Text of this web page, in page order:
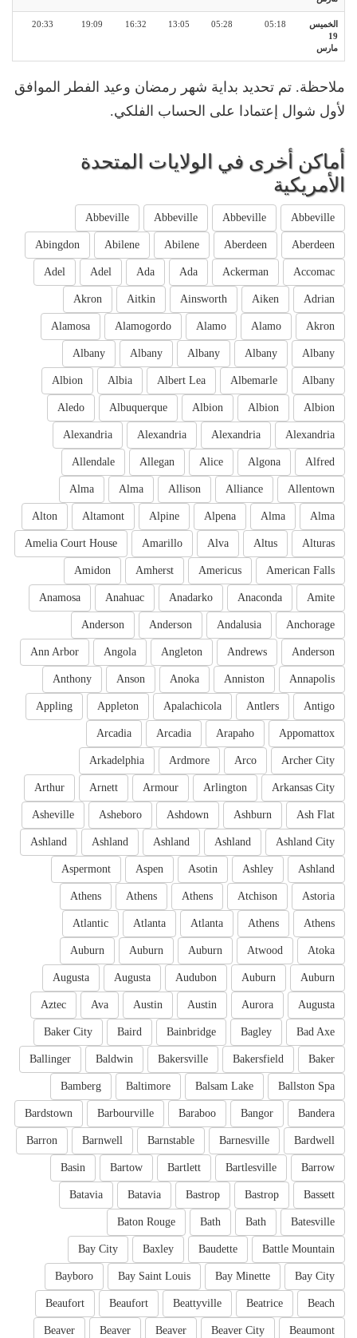
الخميس
19
مارس
05:18
05:28
13:05
16:32
19:09
20:33
ملاحظة. تم تحديد بداية شهر رمضان وعيد الفطر الموافق
لأول شوال إعتمادا على الحساب الفلكي.
أماكن أخرى في الولايات المتحدة
الأمريكية
Abbeville
Abbeville
Abbeville
Abbeville
Aberdeen
Aberdeen
Abilene
Abilene
Abingdon
Accomac
Ackerman
Ada
Ada
Adel
Adel
Adrian
Aiken
Ainsworth
Aitkin
Akron
Akron
Alamo
Alamo
Alamogordo
Alamosa
Albany
Albany
Albany
Albany
Albany
Albany
Albemarle
Albert Lea
Albia
Albion
Albion
Albion
Albion
Albuquerque
Aledo
Alexandria
Alexandria
Alexandria
Alexandria
Alfred
Algona
Alice
Allegan
Allendale
Allentown
Alliance
Allison
Alma
Alma
Alma
Alma
Alpena
Alpine
Altamont
Alton
Alturas
Altus
Alva
Amarillo
Amelia Court House
American Falls
Americus
Amherst
Amidon
Amite
Anaconda
Anadarko
Anahuac
Anamosa
Anchorage
Andalusia
Anderson
Anderson
Anderson
Andrews
Angleton
Angola
Ann Arbor
Annapolis
Anniston
Anoka
Anson
Anthony
Antigo
Antlers
Apalachicola
Appleton
Appling
Appomattox
Arapaho
Arcadia
Arcadia
Archer City
Arco
Ardmore
Arkadelphia
Arkansas City
Arlington
Armour
Arnett
Arthur
Ash Flat
Ashburn
Ashdown
Asheboro
Asheville
Ashland City
Ashland
Ashland
Ashland
Ashland
Ashland
Ashley
Asotin
Aspen
Aspermont
Astoria
Atchison
Athens
Athens
Athens
Athens
Athens
Atlanta
Atlanta
Atlantic
Atoka
Atwood
Auburn
Auburn
Auburn
Auburn
Auburn
Audubon
Augusta
Augusta
Augusta
Aurora
Austin
Austin
Ava
Aztec
Bad Axe
Bagley
Bainbridge
Baird
Baker City
Baker
Bakersfield
Bakersville
Baldwin
Ballinger
Ballston Spa
Balsam Lake
Baltimore
Bamberg
Bandera
Bangor
Baraboo
Barbourville
Bardstown
Bardwell
Barnesville
Barnstable
Barnwell
Barron
Barrow
Bartlesville
Bartlett
Bartow
Basin
Bassett
Bastrop
Bastrop
Batavia
Batavia
Batesville
Bath
Bath
Baton Rouge
Battle Mountain
Baudette
Baxley
Bay City
Bay City
Bay Minette
Bay Saint Louis
Bayboro
Beach
Beatrice
Beattyville
Beaufort
Beaufort
Beaumont
Beaver City
Beaver
Beaver
Beaver